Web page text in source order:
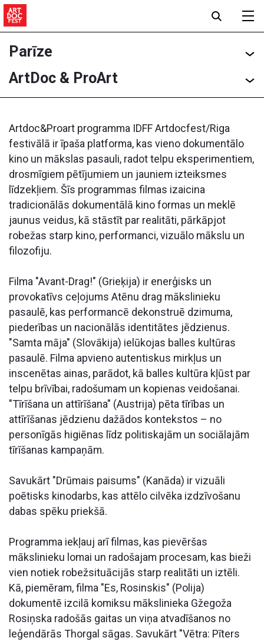
Parīze
ArtDoc & ProArt
Artdoc&Proart programma IDFF Artdocfest/Riga
festivālā ir īpaša platforma, kas vieno dokumentālo
kino un mākslas pasauli, radot telpu eksperimentiem,
drosmīgiem pētījumiem un jauniem izteiksmes
līdzekļiem. Šīs programmas filmas izaicina
tradicionālās dokumentālā kino formas un meklē
jaunus veidus, kā stāstīt par realitāti, pārkāpjot
robežas starp kino, performanci, vizuālo mākslu un
filozofiju.
Filma "Avant-Drag!" (Grieķija) ir enerģisks un
provokatīvs ceļojums Atēnu drag mākslinieku
pasaulē, kas performancē dekonstruē dzimuma,
piederības un nacionālās identitātes jēdzienus.
"Samta māja" (Slovākija) ielūkojas balles kultūras
pasaulē. Filma apvieno autentiskus mirkļus un
inscenētas ainas, parādot, kā balles kultūra kļūst par
telpu brīvībai, radošumam un kopienas veidošanai.
"Tīrīšana un attīrīšana" (Austrija) pēta tīrības un
attīrīšanas jēdzienu dažādos kontekstos – no
personīgās higiēnas līdz politiskajām un sociālajām
tīrīšanas kampaņām.
Savukārt "Drūmais paisums" (Kanāda) ir vizuāli
poētisks kinodarbs, kas attēlo cilvēka izdzīvošanu
dabas spēku priekšā.
Programma iekļauj arī filmas, kas pievēršas
mākslinieku lomai un radošajam procesam, kas bieži
vien notiek robežsituācijās starp realitāti un iztēli.
Kā, piemēram, filma "Es, Rosinskis" (Polija)
dokumentē izcilā komiksu mākslinieka Gžegoža
Rosiņska radošās gaitas un viņa atvadīšanos no
leģendārās Thorgal sāgas. Savukārt "Vētra: Pīters